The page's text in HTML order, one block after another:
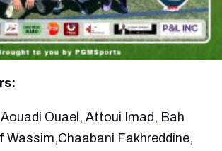
Ouael, Attoui Imad, Bah
Wassim,Chaabani Fakhreddine,